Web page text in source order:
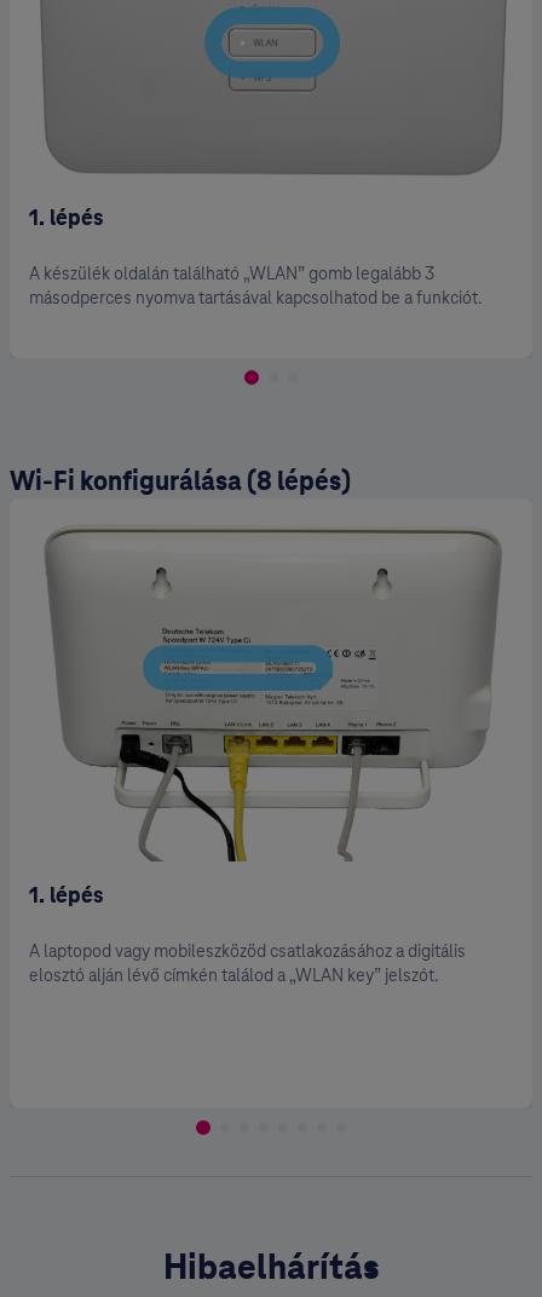
A sikeres bekapcsolást digitális elosztó előlapján
ellenőrizheted, ahol a „WLAN” LED-nek kell
Wi-Fi konfigurálása (8 lépés)
a digitális
jelszót.
A Wi-Fi kapcsolathoz egyedi jelszót is
konfigurációs felületen (192.168.1.254).
Hibaelhárítás